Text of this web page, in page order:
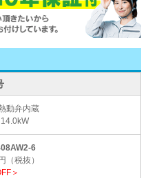
動弁内蔵
6
（税抜）
＞